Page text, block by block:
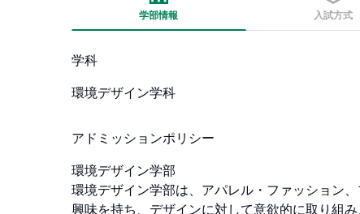
学部情報 入試方式
学科
環境デザイン学科
アドミッションポリシー
環境デザイン学部
環境デザイン学部は、アパレル・ファッション
興味を持ち、デザインに対して意欲的に取り組